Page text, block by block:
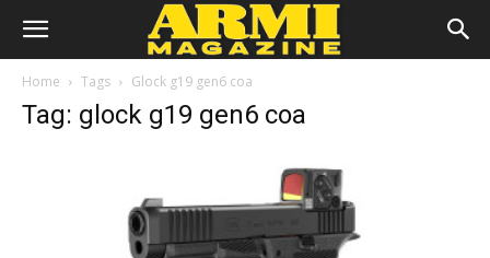
Home Tags Glock g19 gen6 coa
Tag: glock g19 gen6 coa